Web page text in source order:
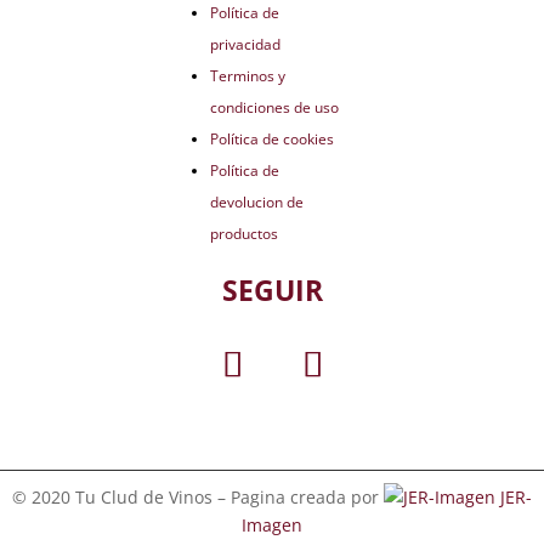
Política de
privacidad
Terminos y
condiciones de uso
Política de cookies
Política de
devolucion de
productos
SEGUIR
© 2020 Tu Clud de Vinos – Pagina creada por
JER-
Imagen